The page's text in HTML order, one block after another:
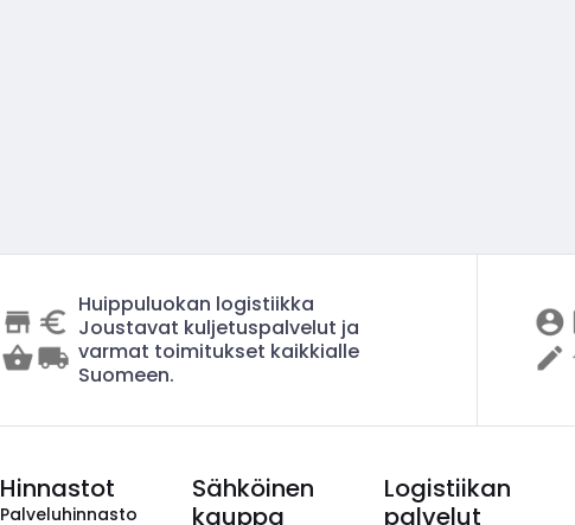
Huippuluokan logistiikka
Joustavat kuljetuspalvelut ja
varmat toimitukset kaikkialle
Suomeen.
Hinnastot
Palveluhinnasto
Sähköinen
kauppa
Logistiikan
palvelut